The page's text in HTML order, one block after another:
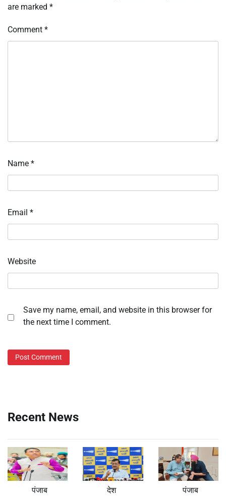
are marked *
Comment *
Name *
Email *
Website
Save my name, email, and website in this browser for
the next time I comment.
Recent News
पंजाब देश पंजाब